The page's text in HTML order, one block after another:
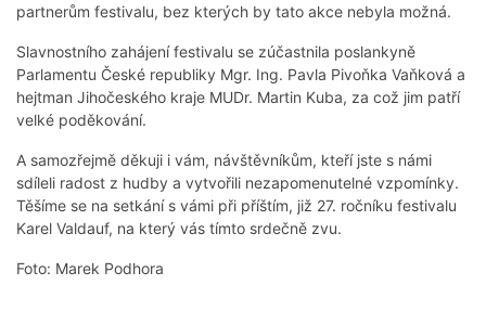
partnerům festivalu, bez kterých by tato akce nebyla možná.
Slavnostního zahájení festivalu se zúčastnila poslankyně
Parlamentu České republiky Mgr. Ing. Pavla Pivoňka Vaňková a
hejtman Jihočeského kraje MUDr. Martin Kuba, za což jim patří
velké poděkování.
A samozřejmě děkuji i vám, návštěvníkům, kteří jste s námi
sdíleli radost z hudby a vytvořili nezapomenutelné vzpomínky.
Těšíme se na setkání s vámi při příštím, již 27. ročníku festivalu
Karel Valdauf, na který vás tímto srdečně zvu.
Foto: Marek Podhora